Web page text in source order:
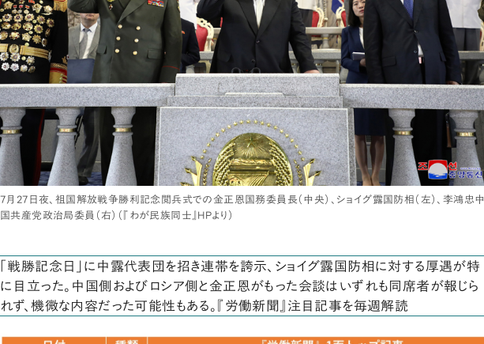
7月27日夜、祖国解放戦争勝利記念閲兵式での金正恩国務委員長（中央）、ショイグ露国防相（左）、李鴻忠中
国共産党政治局委員（右）（『わが民族同士』HPより）
「戦勝記念日」に中露代表団を招き連帯を誇示、ショイグ露国防相に対する厚遇が特
に目立った。中国側およびロシア側と金正恩がもった会談はいずれも同席者が報じら
れず、機微な内容だった可能性もある。『労働新聞』注目記事を毎週解読